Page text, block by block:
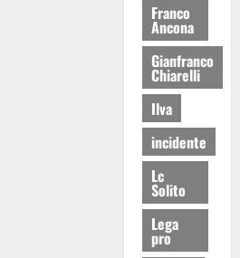
Franco
Ancona
Gianfranco
Chiarelli
Ilva
incidente
Lc
Solito
Lega
pro